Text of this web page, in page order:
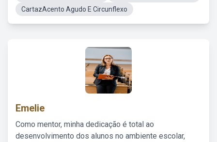
CartazAcento Agudo E Circunflexo
Emelie
Como mentor, minha dedicação é total ao
desenvolvimento dos alunos no ambiente escolar,